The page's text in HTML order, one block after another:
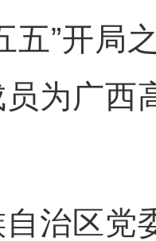
五”开局
为广西
区党